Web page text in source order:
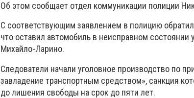
Об этом сообщает отдел коммуникации полиции
С соответствующим заявлением в полицию
что оставил автомобиль в неисправном
Михайло-Ларино.
Следователи начали уголовное производство по
завладение транспортным средством», санкция
до лишения свободы на срок до пяти лет.